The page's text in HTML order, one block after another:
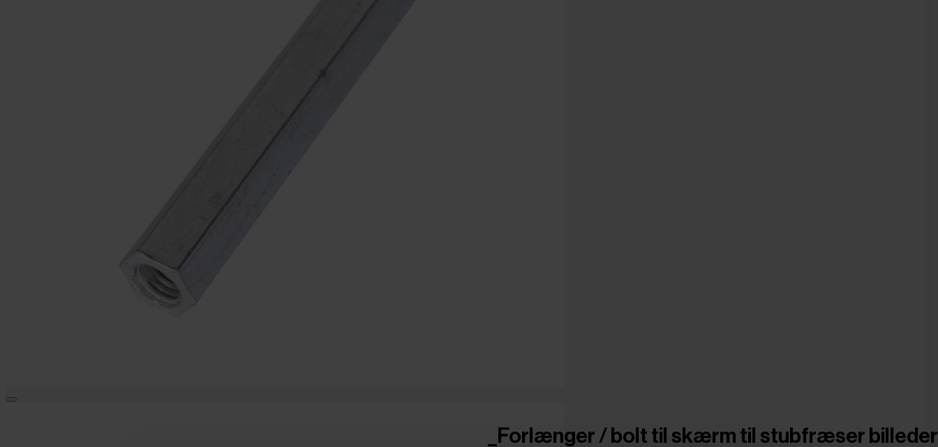
_Forlænger / bolt til skærm til stubfræser billeder